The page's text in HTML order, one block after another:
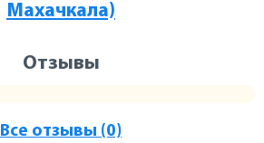
Махачкала)
Отзывы
Все отзывы (0)